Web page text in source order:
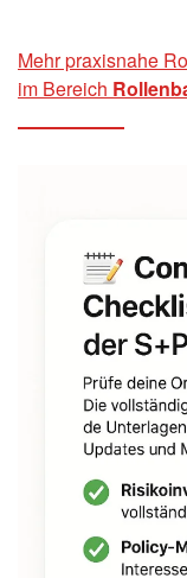
Mehr praxisnahe
im Bereich